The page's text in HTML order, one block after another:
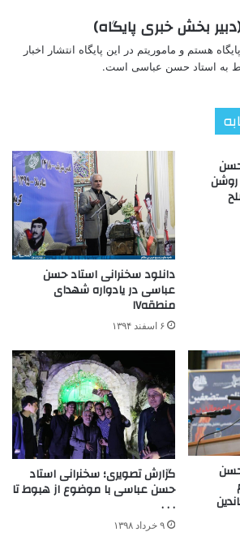
بخش خبری پایگاه)
هستم و ماموریتم در این پایگاه انتشار اخبار
به استاد حسن عباسی است.
دانلود سخنرانی استاد حسن
عباسی در یادواره شهدای
منطقه۱۷
۶ اسفند ۱۳۹۴
گزارش تصویری؛ سخنرانی استاد
حسن عباسی با موضوع از هبوط تا
. . .
۹ خرداد ۱۳۹۸